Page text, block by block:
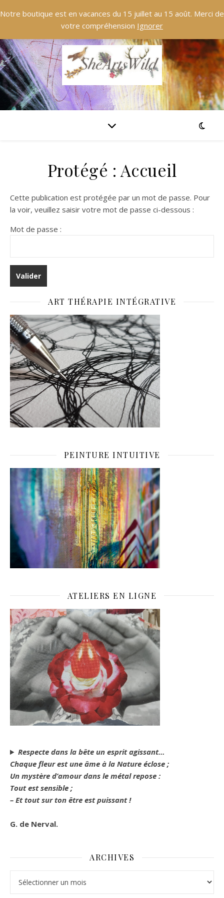
Notre boutique est en vacances du 15 juillet au 15 août. Merci de
votre compréhension Ignorer
Protégé : Accueil
Cette publication est protégée par un mot de passe. Pour
la voir, veuillez saisir votre mot de passe ci-dessous :
Mot de passe :
ART THÉRAPIE INTÉGRATIVE
PEINTURE INTUITIVE
ATELIERS EN LIGNE
Respecte dans la bête un esprit agissant…
Chaque fleur est une âme à la Nature éclose ;
Un mystère d’amour dans le métal repose :
Tout est sensible ;
– Et tout sur ton être est puissant !
G. de Nerval.
ARCHIVES